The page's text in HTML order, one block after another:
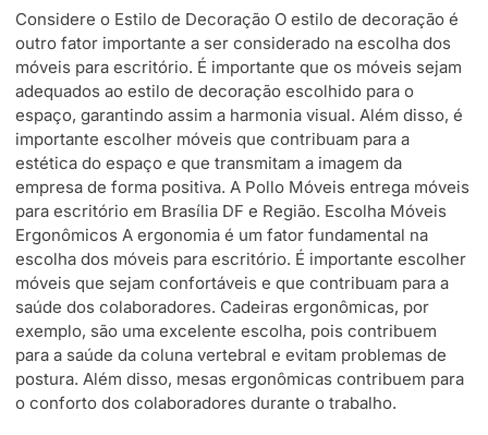
Considere o Estilo de Decoração O estilo de decoração é
outro fator importante a ser considerado na escolha dos
móveis para escritório. É importante que os móveis sejam
adequados ao estilo de decoração escolhido para o
espaço, garantindo assim a harmonia visual. Além disso, é
importante escolher móveis que contribuam para a
estética do espaço e que transmitam a imagem da
empresa de forma positiva. A Pollo Móveis entrega móveis
para escritório em Brasília DF e Região. Escolha Móveis
Ergonômicos A ergonomia é um fator fundamental na
escolha dos móveis para escritório. É importante escolher
móveis que sejam confortáveis e que contribuam para a
saúde dos colaboradores. Cadeiras ergonômicas, por
exemplo, são uma excelente escolha, pois contribuem
para a saúde da coluna vertebral e evitam problemas de
postura. Além disso, mesas ergonômicas contribuem para
o conforto dos colaboradores durante o trabalho.